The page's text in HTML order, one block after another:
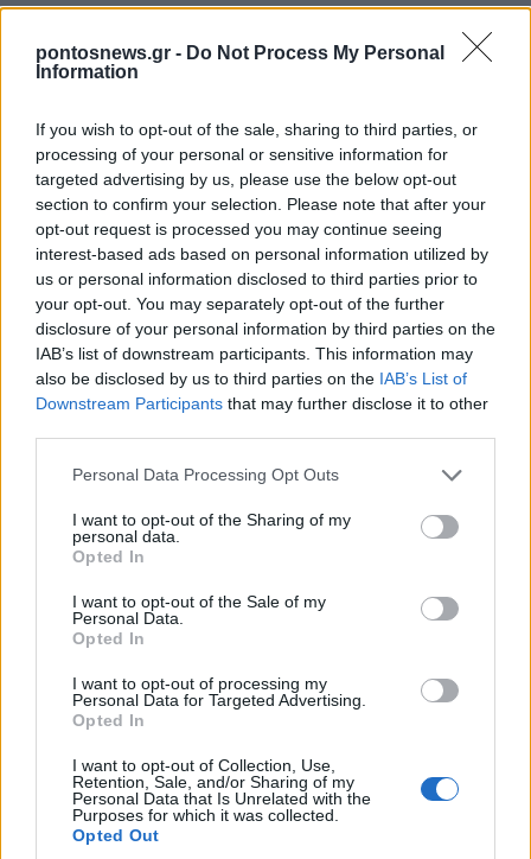
pontosnews.gr - Do Not Process My Personal
Information
If you wish to opt-out of the sale, sharing to third parties, or
processing of your personal or sensitive information for
targeted advertising by us, please use the below opt-out
section to confirm your selection. Please note that after your
opt-out request is processed you may continue seeing
interest-based ads based on personal information utilized by
us or personal information disclosed to third parties prior to
your opt-out. You may separately opt-out of the further
disclosure of your personal information by third parties on the
IAB’s list of downstream participants. This information may
also be disclosed by us to third parties on the IAB’s List of
Downstream Participants that may further disclose it to other
Please note that this website/app uses one or more Google
not limited to your visit or usage behaviour. You may click to
grant or deny consent to Google and its third-party tags to
use your data for below specified purposes in below Google
consent section.
Personal Data Processing Opt Outs
I want to opt-out of the Sharing of my
personal data.
Opted In
I want to opt-out of the Sale of my
Personal Data.
Opted In
I want to opt-out of processing my
Personal Data for Targeted Advertising.
Opted In
I want to opt-out of Collection, Use,
Retention, Sale, and/or Sharing of my
Personal Data that Is Unrelated with the
Purposes for which it was collected.
Opted Out
ΕΛΛΑΔΑ
Πιερία: Διαρρήκτες πήραν από αυτοκίνητο
αντικείμενα αξίας άνω των 19.000 ευρώ! – Δύο
συλλήψεις
7/08/2026 - 9:00μμ
ΕΛΛΑΔΑ
Σέρρες: «Τα έχασα όλα» – Συγκλονίζει ο
πατέρας, τι λέει ο οδηγός του φορτηγού
7/08/2026 - 7:14μμ